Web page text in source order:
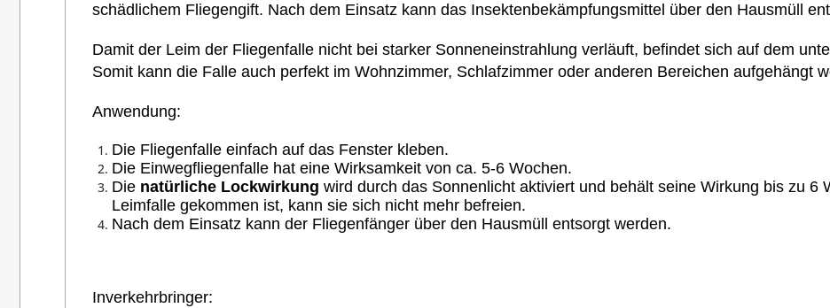
schädlichem Fliegengift. Nach dem Einsatz kann das Insektenbekämpfungsmittel über den Hausmüll
Damit der Leim der Fliegenfalle nicht bei starker Sonneneinstrahlung verläuft, befindet sich auf dem
Somit kann die Falle auch perfekt im Wohnzimmer, Schlafzimmer oder anderen Bereichen aufgehängt
Anwendung:
Die Fliegenfalle einfach auf das Fenster kleben.
Die Einwegfliegenfalle hat eine Wirksamkeit von ca. 5-6 Wochen.
Die natürliche Lockwirkung wird durch das Sonnenlicht aktiviert und behält seine Wirkung bis zu 6
Leimfalle gekommen ist, kann sie sich nicht mehr befreien.
Nach dem Einsatz kann der Fliegenfänger über den Hausmüll entsorgt werden.
Inverkehrbringer: